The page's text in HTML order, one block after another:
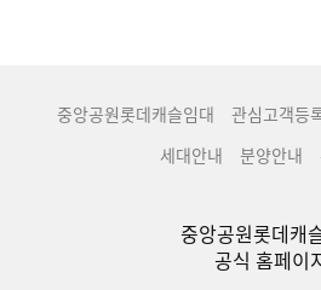
중앙공원롯데캐슬임대 관심고객등
세대안내
분양안내
중앙공원롯데캐
공식 홈페이